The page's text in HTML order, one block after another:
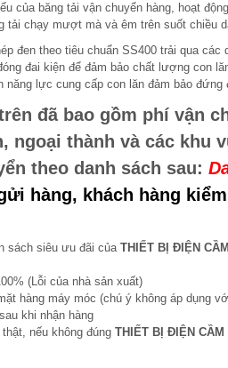
của băng tải vận chuyển hàng, hoạt
tải chạy mượt mà và êm trên suốt chiều
đen theo tiêu chuẩn SS400 trải qua
đai kiện để đảm bảo chất lượng con
năng lực cung cấp con lăn đảm bảo
đã bao gồm phí vận
ngoại thành và các khu
theo danh sách sau:
hàng, khách hàng
sách siêu ưu đãi của THIẾT BỊ ĐIỆN
(Lỗi của nhà sản xuất)
hàng máy móc (chú ý không áp dụng
khi nhận hàng
nếu không đúng THIẾT BỊ ĐIỆN CẦM